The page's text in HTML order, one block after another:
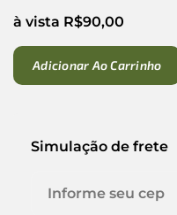
à vista R$90,00
Adicionar Ao Carrinho
Simulação de frete